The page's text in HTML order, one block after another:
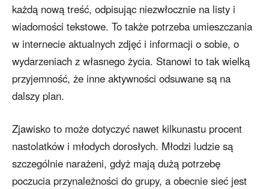
każdą nową treść, odpisując niezwłocznie na listy i
wiadomości tekstowe. To także potrzeba umieszczania
w internecie aktualnych zdjęć i informacji o sobie, o
wydarzeniach z własnego życia. Stanowi to tak wielką
przyjemność, że inne aktywności odsuwane są na
dalszy plan.
Zjawisko to może dotyczyć nawet kilkunastu procent
nastolatków i młodych dorosłych. Młodzi ludzie są
szczególnie narażeni, gdyż mają dużą potrzebę
poczucia przynależności do grupy, a obecnie sieć jest